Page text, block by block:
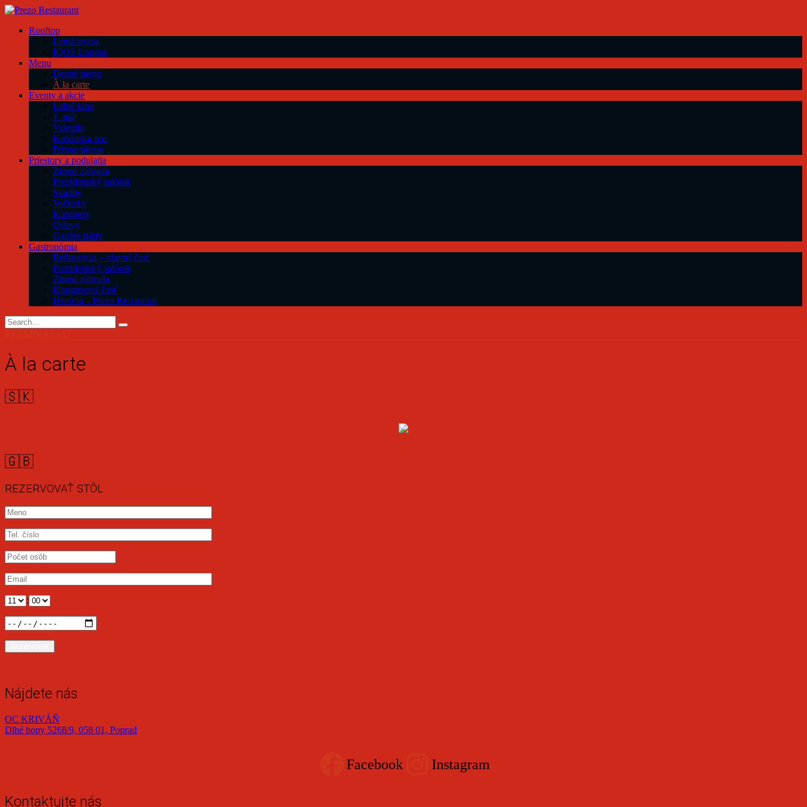
Rooftop
Letná terasa
IQOS Longue
Menu
Denné menu
À la carte
Eventy a akcie
Letné kino
1. máj
Valentín
Kubánska noc
Pripravujeme
Priestory a podujatia
Zimná záhrada
Prezidentský salónik
Svadby
Večierky
Kongresy
Oslavy
Garden párty
Gastronómia
Reštaurácia – hlavná časť
Prezidentský salónik
Zimná záhrada
Kongresová časť
História – Prezo Restaurant
À la carte
🇸🇰
🇬🇧
REZERVOVAŤ STÔL
:
Nájdete nás
OC KRIVÁŇ
Dlhé hony 5268/9, 058 01, Poprad
Facebook Instagram
Kontaktujte nás